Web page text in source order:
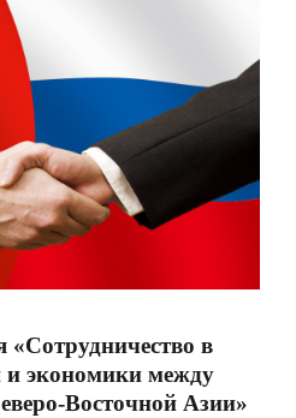
в
и экономики между
Восточной Азии»